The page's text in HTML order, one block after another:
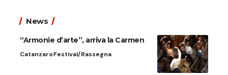
News
“Armonie d’arte”, arriva la Carmen
CatanzaroFestival/Rassegna